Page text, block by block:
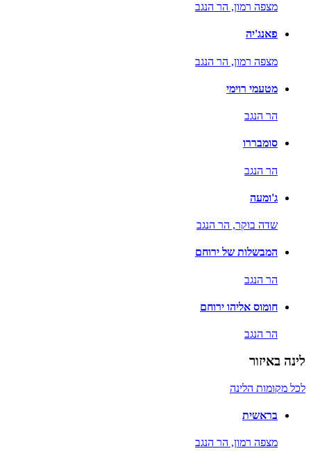
מצפה רמון, הר הנגב
פאנג'יה
מצפה רמון, הר הנגב
מטעמי רוימי
הר הנגב
סומבררו
הר הנגב
ג'ומעה
שדה בוקר, הר הנגב
המבשלות של ירוחם
הר הנגב
חומוס אליהו ירוחם
הר הנגב
לינה באיזור
לכל מקומות הלינה
בראשית
מצפה רמון, הר הנגב